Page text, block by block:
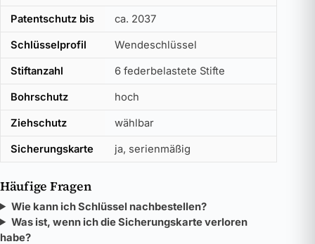
Patentschutz bis ca. 2037
Schlüsselprofil Wendeschlüssel
Stiftanzahl 6 federbelastete Stifte
Bohrschutz hoch
Ziehschutz wählbar
Sicherungskarte ja, serienmäßig
Häufige Fragen
Wie kann ich Schlüssel nachbestellen?
Was ist, wenn ich die Sicherungskarte verloren
habe?